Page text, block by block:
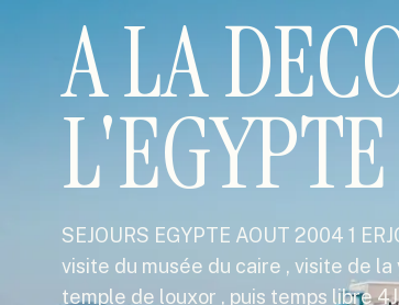
A LA
SEJOURS EGYPTE AOUT 2004 1
visite du musée du caire , visite de la
temple de louxor , puis temps libre